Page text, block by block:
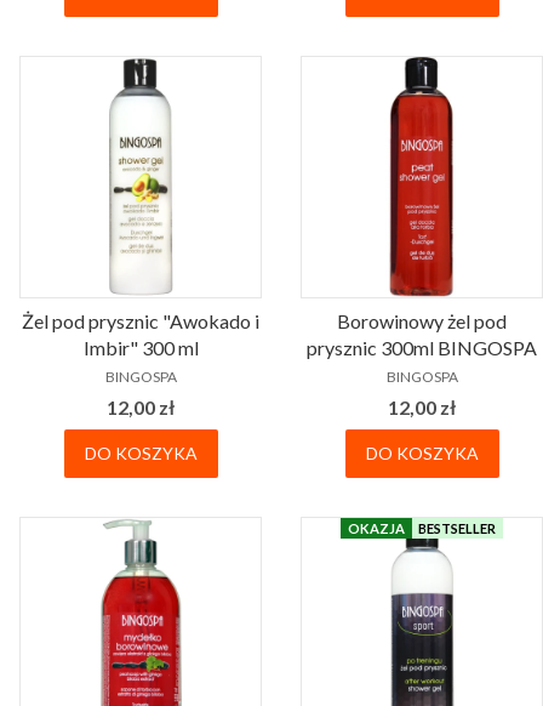
Żel pod prysznic "Awokado i
Imbir" 300 ml
PRODUCENT
BINGOSPA
Cena
12,00 zł
DO KOSZYKA
Borowinowy żel pod
prysznic 300ml BINGOSPA
PRODUCENT
BINGOSPA
Cena
12,00 zł
DO KOSZYKA
OKAZJA BESTSELLER